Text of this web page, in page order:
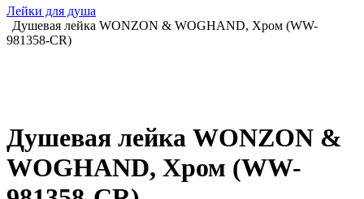
Лейки для душа
Душевая лейка WONZON & WOGHAND, Хром (WW-
981358-CR)
Душевая лейка WONZON &
WOGHAND, Хром (WW-